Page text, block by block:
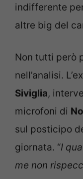
indifferente
altre big del
Non tutti però
nell’analisi.
Siviglia,
microfoni di
sul posticipo
giornata. “I
me non